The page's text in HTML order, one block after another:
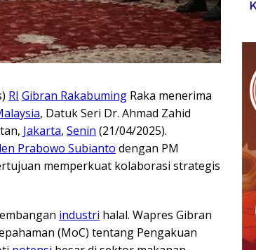
RI Gibran Rakabuming Raka menerima
, Datuk Seri Dr. Ahmad Zahid
Jakarta, Senin (21/04/2025).
Prabowo Subianto dengan PM
memperkuat kolaborasi strategis
industri halal. Wapres Gibran
(MoC) tentang Pengakuan